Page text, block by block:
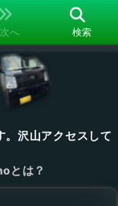
次へ 検索
。沢山アクセスして
とは？